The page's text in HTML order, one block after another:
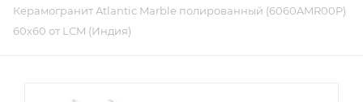
Керамогранит Atlantic Marble полированный (6060AMR00P)
60x60 от LCM (Индия)